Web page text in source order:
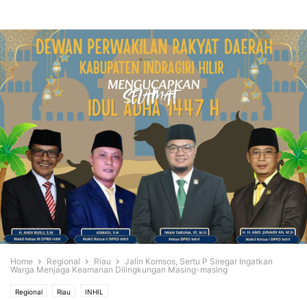
Home Regional Riau
Jalin Komsos, Sertu P Siregar Ingatkan
Warga Menjaga Keamanan Dilingkungan Masing-masing
Regional Riau INHIL